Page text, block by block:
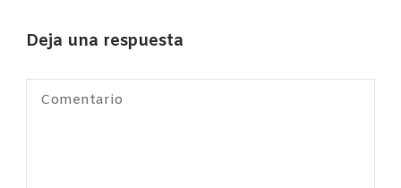
Deja una respuesta